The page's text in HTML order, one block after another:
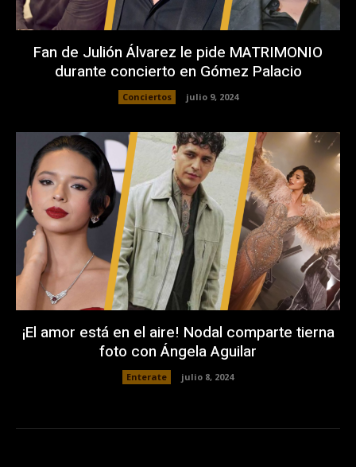
Fan de Julión Álvarez le pide MATRIMONIO
durante concierto en Gómez Palacio
Conciertos julio 9, 2024
¡El amor está en el aire! Nodal comparte tierna
foto con Ángela Aguilar
Enterate julio 8, 2024